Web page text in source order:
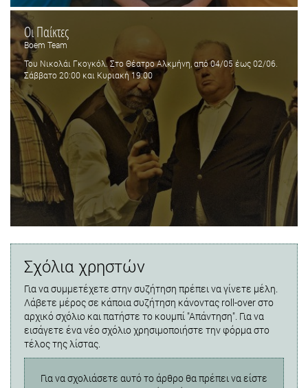
Οι Παίκτες
Boem Team
Του Νικολάι Γκογκόλ. Στο Θέατρο Αλκμήνη, από 04/05 έως 02/06.
Σάββατο 20:00 και Κυριακή 19:00
Σχόλια χρηστών
Για να συμμετέχετε στην συζήτηση πρέπει να γίνετε μέλη.
Λάβετε μέρος σε κάποια συζήτηση κάνοντας roll-over στο
αρχικό σχόλιο και πατήστε το κουμπί "Απάντηση". Για να
εισάγετε ένα νέο σχόλιο χρησιμοποιήστε την φόρμα στο
τέλος της λίστας.
Για να σχολιάσετε αυτό το άρθρο θα πρέπει να είστε